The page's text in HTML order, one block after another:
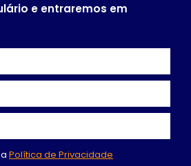
e entraremos em
Política de Privacidade